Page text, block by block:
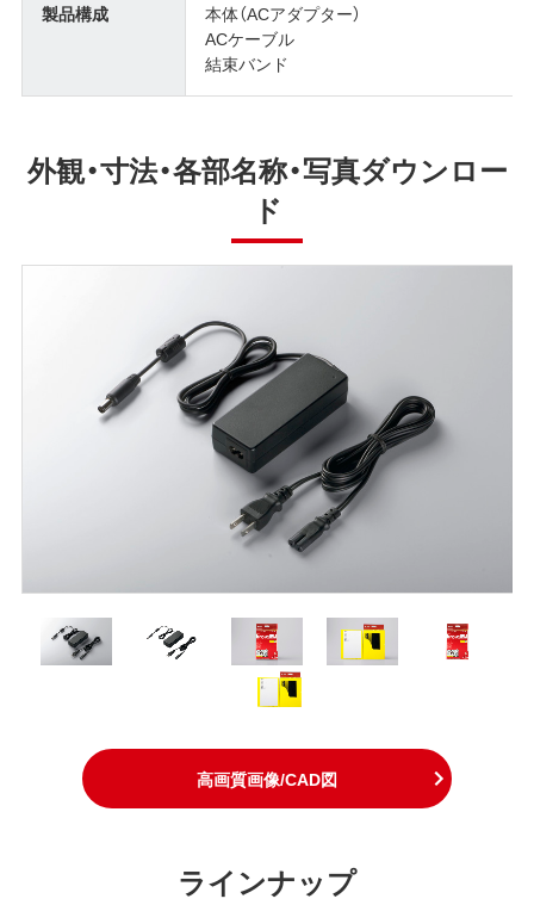
製品構成
本体（ACアダプター）
ACケーブル
結束バンド
外観・寸法・各部名称・写真ダウンロー
ド
高画質画像/CAD図
ラインナップ